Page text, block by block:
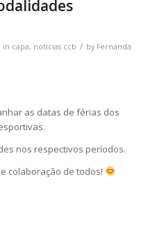
in capa, notícias ccb / by Fernanda
as datas de férias dos
nos respectivos períodos.
colaboração de todos!